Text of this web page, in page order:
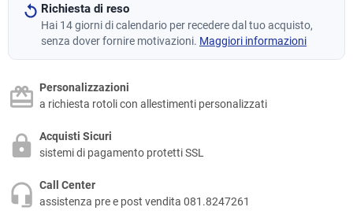
Richiesta di reso
Hai 14 giorni di calendario per recedere dal tuo acquisto,
senza dover fornire motivazioni. Maggiori informazioni
Personalizzazioni
a richiesta rotoli con allestimenti personalizzati
Acquisti Sicuri
sistemi di pagamento protetti SSL
Call Center
assistenza pre e post vendita 081.8247261